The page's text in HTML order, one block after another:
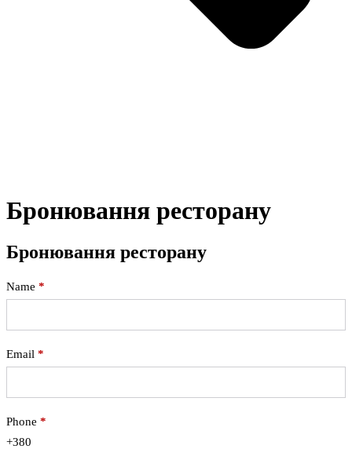
Бронювання ресторану
Бронювання ресторану
Name *
Email *
Phone *
+380